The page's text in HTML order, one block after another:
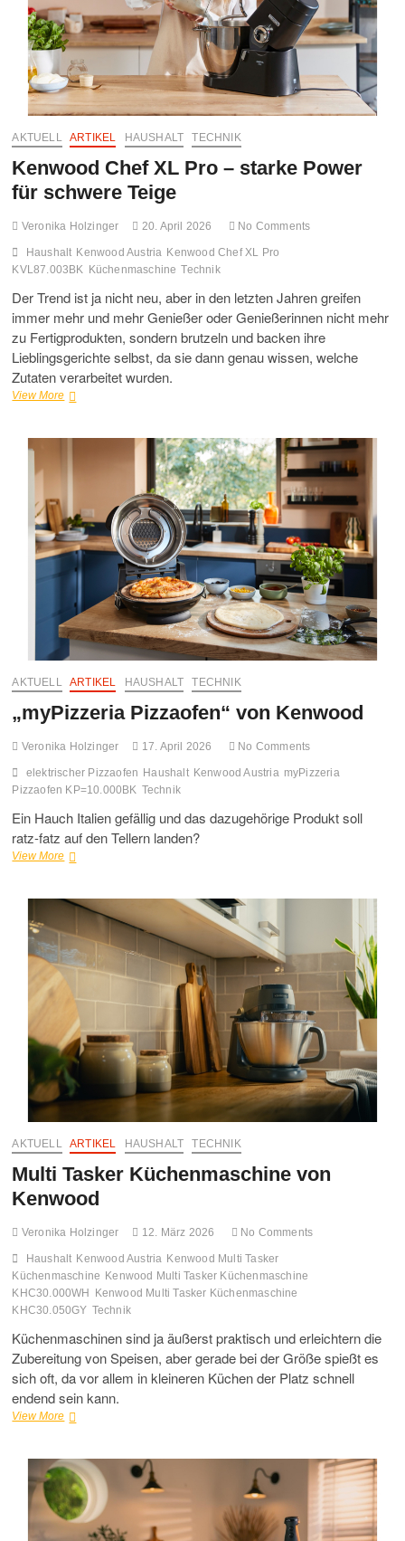
AKTUELL ARTIKEL HAUSHALT TECHNIK
Kenwood Chef XL Pro – starke Power
für schwere Teige
Veronika Holzinger 20. April 2026 No Comments
Haushalt Kenwood Austria Kenwood Chef XL Pro
KVL87.003BK Küchenmaschine Technik
Der Trend ist ja nicht neu, aber in den letzten Jahren greifen
immer mehr und mehr Genießer oder Genießerinnen nicht mehr
zu Fertigprodukten, sondern brutzeln und backen ihre
Lieblingsgerichte selbst, da sie dann genau wissen, welche
Zutaten verarbeitet wurden.
View MoreKenwood
schwere
Teige
AKTUELL ARTIKEL HAUSHALT TECHNIK
„myPizzeria Pizzaofen“ von Kenwood
Veronika Holzinger 17. April 2026 No Comments
elektrischer Pizzaofen Haushalt Kenwood Austria myPizzeria
Pizzaofen KP=10.000BK Technik
Ein Hauch Italien gefällig und das dazugehörige Produkt soll
ratz-fatz auf den Tellern landen?
View More„myPizzeria
Kenwood
AKTUELL ARTIKEL HAUSHALT TECHNIK
Multi Tasker Küchenmaschine von
Kenwood
Veronika Holzinger 12. März 2026 No Comments
Haushalt Kenwood Austria Kenwood Multi Tasker
Küchenmaschine Kenwood Multi Tasker Küchenmaschine
KHC30.000WH Kenwood Multi Tasker Küchenmaschine
KHC30.050GY Technik
Küchenmaschinen sind ja äußerst praktisch und erleichtern die
Zubereitung von Speisen, aber gerade bei der Größe spießt es
sich oft, da vor allem in kleineren Küchen der Platz schnell
endend sein kann.
View MoreMulti
von
Kenwood